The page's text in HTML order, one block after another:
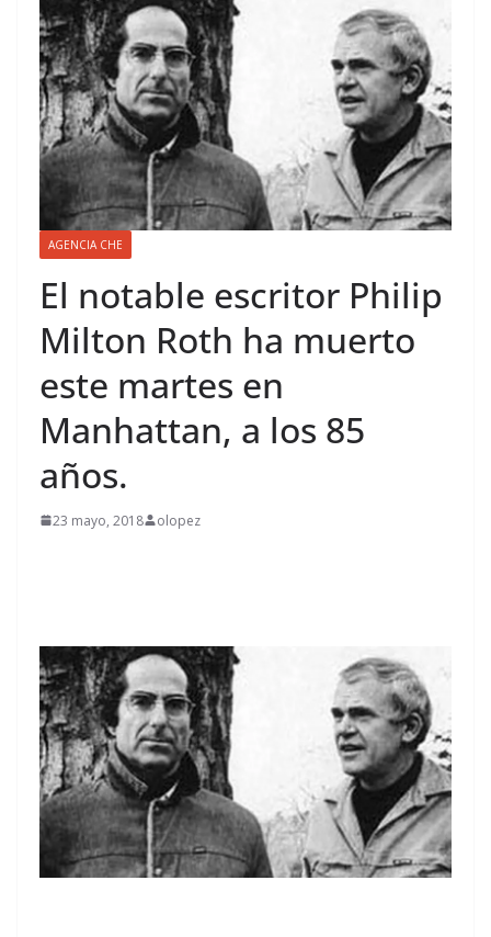
AGENCIA CHE
El notable escritor Philip
Milton Roth ha muerto
este martes en
Manhattan, a los 85
años.
23 mayo, 2018 olopez